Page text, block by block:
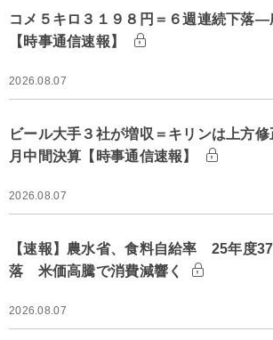
コメ５キロ３１９８円＝６週連続下落―
【時事通信速報】
2026.08.07
ビール大手３社が増収＝キリンは上方
月中間決算【時事通信速報】
2026.08.07
【速報】農水省、食料自給率 25年度
落 米価高騰で消費減響く
2026.08.07